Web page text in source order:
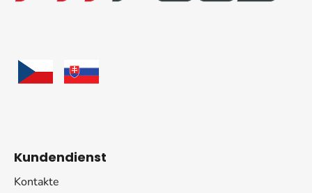
Kundendienst
Kontakte